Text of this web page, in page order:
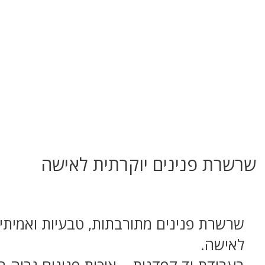
שרשרת פנינים יוקרתית לאישה
שרשרת פנינים מתורבתות, טבעיות
לאישה.